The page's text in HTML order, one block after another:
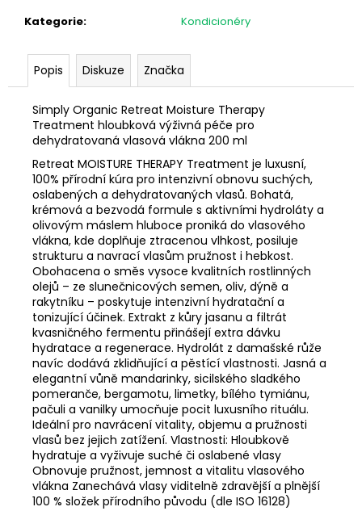
Kategorie: Kondicionéry
Popis Diskuze Značka
Simply Organic Retreat Moisture Therapy
Treatment hloubková výživná péče pro
dehydratovaná vlasová vlákna 200 ml
Retreat MOISTURE THERAPY Treatment je luxusní,
100% přírodní kúra pro intenzivní obnovu suchých,
oslabených a dehydratovaných vlasů. Bohatá,
krémová a bezvodá formule s aktivními hydroláty a
olivovým máslem hluboce proniká do vlasového
vlákna, kde doplňuje ztracenou vlhkost, posiluje
strukturu a navrací vlasům pružnost i hebkost.
Obohacena o směs vysoce kvalitních rostlinných
olejů – ze slunečnicových semen, oliv, dýně a
rakytníku – poskytuje intenzivní hydratační a
tonizující účinek. Extrakt z kůry jasanu a filtrát
kvasničného fermentu přinášejí extra dávku
hydratace a regenerace. Hydrolát z damašské růže
navíc dodává zklidňující a pěstící vlastnosti. Jasná a
elegantní vůně mandarinky, sicilského sladkého
pomeranče, bergamotu, limetky, bílého tymiánu,
pačuli a vanilky umocňuje pocit luxusního rituálu.
Ideální pro navrácení vitality, objemu a pružnosti
vlasů bez jejich zatížení. Vlastnosti: Hloubkově
hydratuje a vyživuje suché či oslabené vlasy
Obnovuje pružnost, jemnost a vitalitu vlasového
vlákna Zanechává vlasy viditelně zdravější a plnější
100 % složek přírodního původu (dle ISO 16128)
KIESELWAX
Kč